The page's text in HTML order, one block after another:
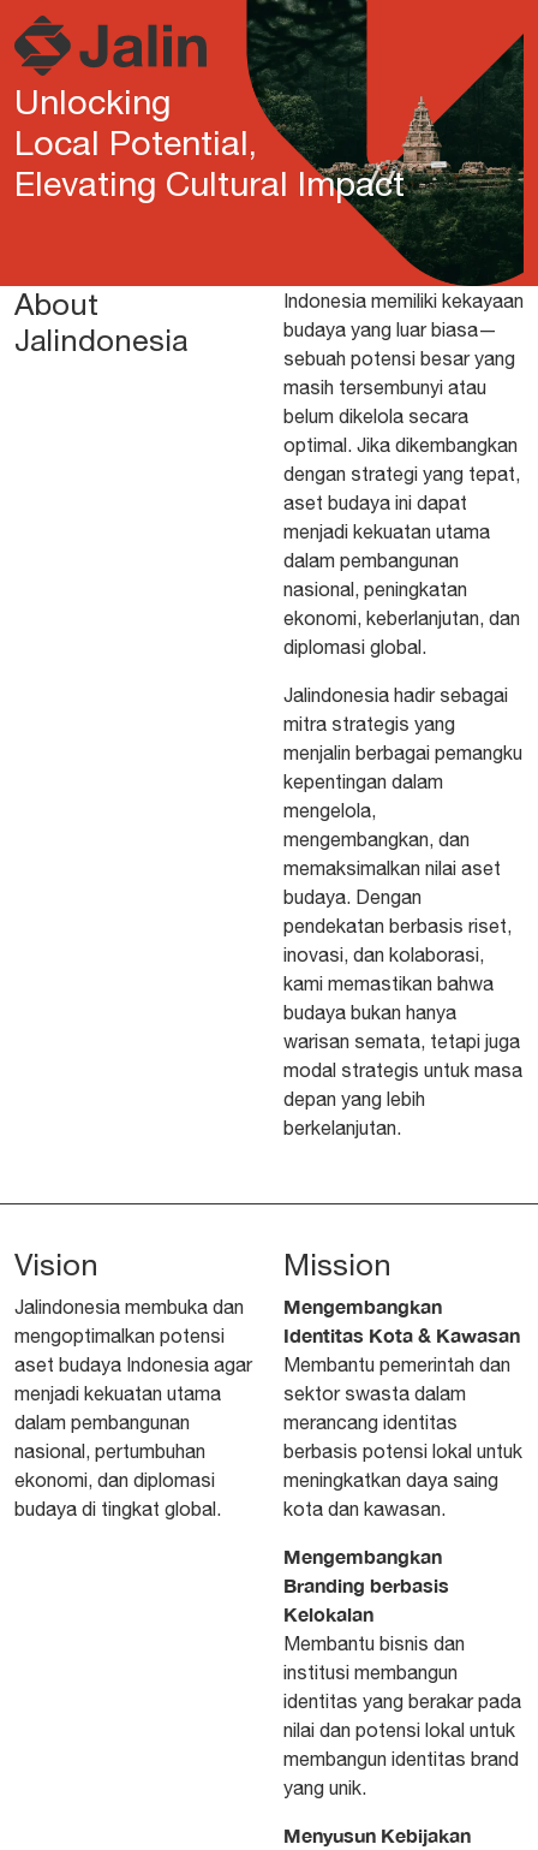
Unlocking
Local Potential,
Elevating Cultural Impact
About
Jalindonesia
Indonesia memiliki kekayaan
budaya yang luar biasa—
sebuah potensi besar yang
masih tersembunyi atau
belum dikelola secara
optimal. Jika dikembangkan
dengan strategi yang tepat,
aset budaya ini dapat
menjadi kekuatan utama
dalam pembangunan
nasional, peningkatan
ekonomi, keberlanjutan, dan
diplomasi global.
Jalindonesia hadir sebagai
mitra strategis yang
menjalin berbagai pemangku
kepentingan dalam
mengelola,
mengembangkan, dan
memaksimalkan nilai aset
budaya. Dengan
pendekatan berbasis riset,
inovasi, dan kolaborasi,
kami memastikan bahwa
budaya bukan hanya
warisan semata, tetapi juga
modal strategis untuk masa
depan yang lebih
berkelanjutan.
Vision
Jalindonesia membuka dan
mengoptimalkan potensi
aset budaya Indonesia agar
menjadi kekuatan utama
dalam pembangunan
nasional, pertumbuhan
ekonomi, dan diplomasi
budaya di tingkat global.
Mission
Mengembangkan
Identitas Kota & Kawasan
Membantu pemerintah dan
sektor swasta dalam
merancang identitas
berbasis potensi lokal untuk
meningkatkan daya saing
kota dan kawasan.
Mengembangkan
Branding berbasis
Kelokalan
Membantu bisnis dan
institusi membangun
identitas yang berakar pada
nilai dan potensi lokal untuk
membangun identitas brand
yang unik.
Menyusun Kebijakan